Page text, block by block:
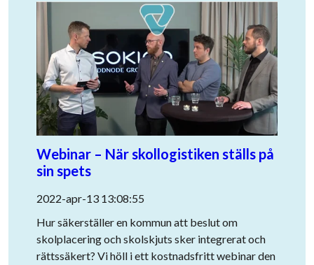
Webinar – När skollogistiken ställs på
sin spets
2022-apr-13 13:08:55
Hur säkerställer en kommun att beslut om
skolplacering och skolskjuts sker integrerat och
rättssäkert? Vi höll i ett kostnadsfritt webinar den